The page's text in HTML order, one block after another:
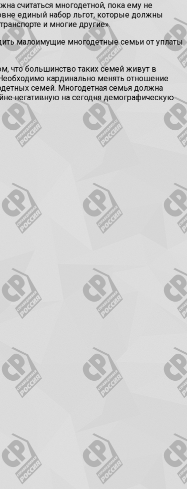
считаться многодетной, пока ему не
единый набор льгот, которые должны
и многие другие».
малоимущие многодетные семьи от уплаты
что большинство таких семей живут в
кардинально менять отношение
семей. Многодетная семья должна
негативную на сегодня демографическую